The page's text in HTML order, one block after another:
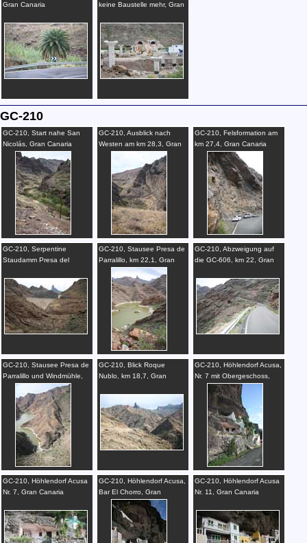
Gran Canaria
keine Baustelle mehr, Gran
GC-210
GC-210, Start nahe San
Nicolás, Gran Canaria
GC-210, Ausblick nach
Westen am km 28,3, Gran
GC-210, Felsformation am
km 27,4, Gran Canaria
GC-210, Serpentine
Staudamm Presa del
Canaria
GC-210, Stausee Presa de
Parralillo, km 22,1, Gran
GC-210, Abzweigung auf
die GC-606, km 22, Gran
GC-210, Stausee Presa de
Parralillo und Windmühle,
km 18,7, Gran Canaria
GC-210, Blick Roque
Nublo, km 18,7, Gran
GC-210, Höhlendorf Acusa,
Nr. 7 mit Obergeschoss,
Gran Canaria
GC-210, Höhlendorf Acusa
Nr. 7, Gran Canaria
GC-210, Höhlendorf Acusa,
Bar El Chorro, Gran
Canaria
GC-210, Höhlendorf Acusa
Nr. 11, Gran Canaria